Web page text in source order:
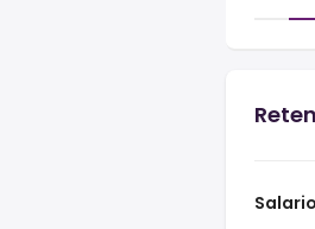
Salario